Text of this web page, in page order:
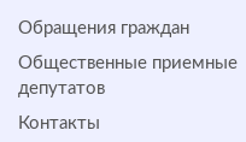
Обращения граждан
Общественные приемные
депутатов
Контакты